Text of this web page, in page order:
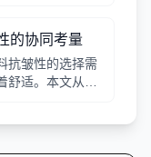
的协同考量
抗皱性的选择需
适。本文从领